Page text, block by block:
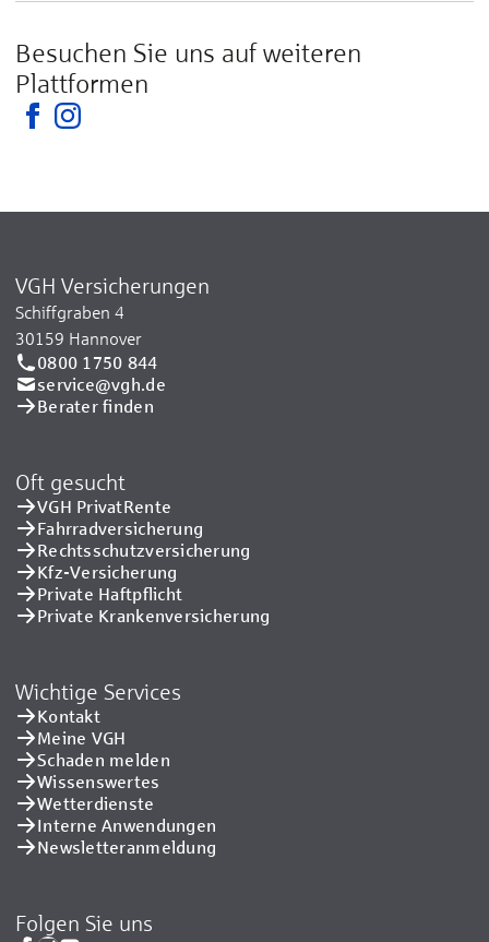
Besuchen Sie uns auf weiteren
Plattformen
VGH Versicherungen
Schiffgraben 4
30159 Hannover
0800 1750 844
service@vgh.de
Berater finden
Oft gesucht
VGH PrivatRente
Fahrradversicherung
Rechtsschutzversicherung
Kfz-Versicherung
Private Haftpflicht
Private Kranken­versicherung
Wichtige Services
Kontakt
Meine VGH
Schaden melden
Wissenswertes
Wetterdienste
Interne Anwendungen
Newsletteranmeldung
Folgen Sie uns